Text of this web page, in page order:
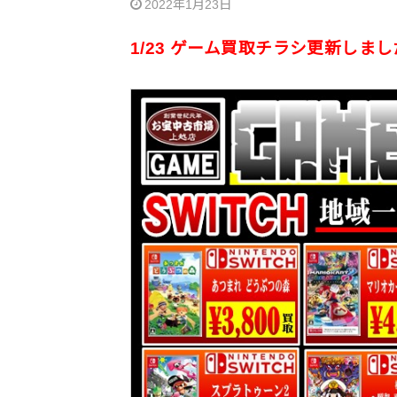
2022年1月23日
1/23 ゲーム買取チラシ更新しまし